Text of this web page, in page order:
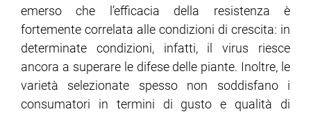
emerso che l’efficacia della resistenza è
fortemente correlata alle condizioni di crescita: in
determinate condizioni, infatti, il virus riesce
ancora a superare le difese delle piante. Inoltre, le
varietà selezionate spesso non soddisfano i
consumatori in termini di gusto e qualità di